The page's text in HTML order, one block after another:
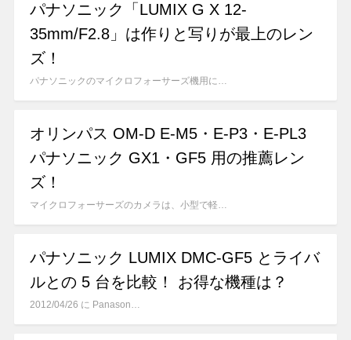
パナソニック「LUMIX G X 12-
35mm/F2.8」は作りと写りが最上のレン
ズ！
パナソニックのマイクロフォーサーズ機用に…
オリンパス OM-D E-M5・E-P3・E-PL3
パナソニック GX1・GF5 用の推薦レン
ズ！
マイクロフォーサーズのカメラは、小型で軽…
パナソニック LUMIX DMC-GF5 とライバ
ルとの 5 台を比較！ お得な機種は？
2012/04/26 に Panason…